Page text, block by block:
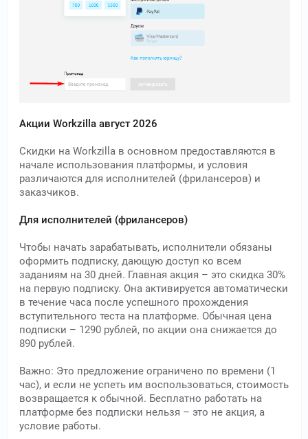
Акции Workzilla август 2026
Скидки на Workzilla в основном предоставляются в
начале использования платформы, и условия
различаются для исполнителей (фрилансеров) и
заказчиков.
Для исполнителей (фрилансеров)
Чтобы начать зарабатывать, исполнители обязаны
оформить подписку, дающую доступ ко всем
заданиям на 30 дней. Главная акция – это скидка 30%
на первую подписку. Она активируется автоматически
в течение часа после успешного прохождения
вступительного теста на платформе. Обычная цена
подписки – 1290 рублей, по акции она снижается до
890 рублей.
Важно: Это предложение ограничено по времени (1
час), и если не успеть им воспользоваться, стоимость
возвращается к обычной. Бесплатно работать на
платформе без подписки нельзя – это не акция, а
условие работы.